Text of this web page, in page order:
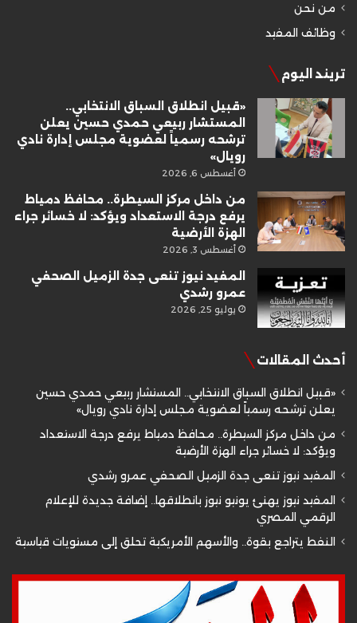
من نحن
وظائف المفيد
تريند اليوم
«قبيل انطلاق السباق الانتخابي..
المستشار ربيعي حمدي حسين يعلن
ترشحه رسمياً لعضوية مجلس إدارة نادي
رويال»
أغسطس 6, 2026
من داخل مركز السيطرة.. محافظ دمياط
يرفع درجة الاستعداد ويؤكد: لا خسائر جراء
الهزة الأرضية
أغسطس 3, 2026
المفيد نيوز تنعى جدة الزميل الصحفي
عمرو رشدي
يوليو 25, 2026
أحدث المقالات
«قبيل انطلاق السباق الانتخابي.. المستشار ربيعي حمدي حسين
يعلن ترشحه رسمياً لعضوية مجلس إدارة نادي رويال»
من داخل مركز السيطرة.. محافظ دمياط يرفع درجة الاستعداد
ويؤكد: لا خسائر جراء الهزة الأرضية
المفيد نيوز تنعى جدة الزميل الصحفي عمرو رشدي
المفيد نيوز يهنئ يونيو نيوز بانطلاقها.. إضافة جديدة للإعلام
الرقمي المصري
النفط يتراجع بقوة.. والأسهم الأمريكية تحلق إلى مستويات قياسية